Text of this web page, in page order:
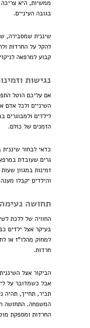
ממשיות, היא צריכה
בגובה העיניים.
שיננית שמסבירה,
להקל על החרדות
קבוע למרפאה
נגישות
אם עליכם הוטל
השיניים ולכל אדם
לילדים ולמבוגרים
הזמנים של כולם.
כדאי לבחור
גרים שעובדת
זמינות במגוון
והילדים יקבלו
תחושה
החוויה של ללכת
בעיקר אצל ילדים
למחוק מהלו"ז או
חרדות.
הביקור אצל
אבל כשמדובר על
תכיר, תחייך, תהיה
המשפחה. התחושה
החרדות ומספקת